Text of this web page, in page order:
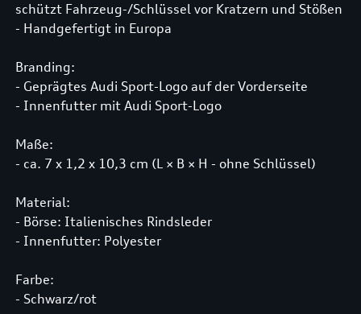
schützt Fahrzeug-/Schlüssel vor Kratzern und Stößen
- Handgefertigt in Europa
Branding:
- Geprägtes Audi Sport-Logo auf der Vorderseite
- Innenfutter mit Audi Sport-Logo
Maße:
- ca. 7 x 1,2 x 10,3 cm (L × B × H - ohne Schlüssel)
Material:
- Börse: Italienisches Rindsleder
- Innenfutter: Polyester
Farbe:
- Schwarz/rot